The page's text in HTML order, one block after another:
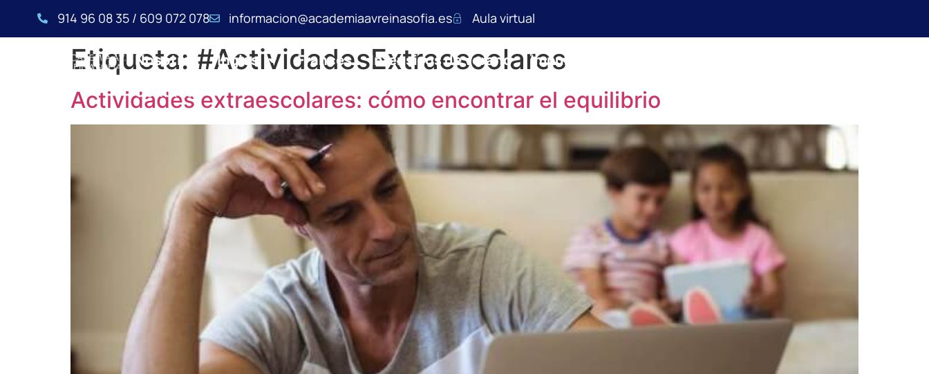
914 96 08 35 / 609 072 078 informacion@academiaavreinasofia.es Aula virtual
Nosotros Inglés Francés Intensivos de verano Impulso y superación de exámenes
Contacto
Etiqueta: #ActividadesExtraescolares
Actividades extraescolares: cómo encontrar el equilibrio